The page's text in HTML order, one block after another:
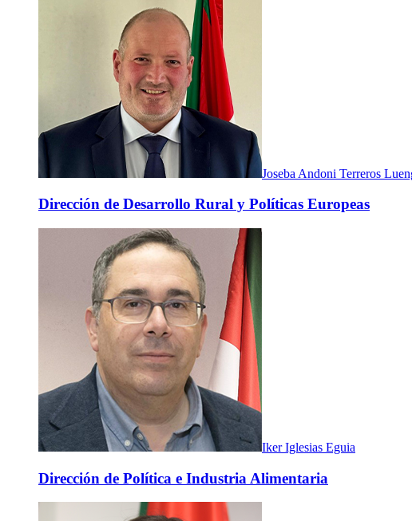
Joseba Andoni Terreros
Dirección de Desarrollo Rural y Políticas Europeas
Iker Iglesias Eguia
Dirección de Política e Industria Alimentaria